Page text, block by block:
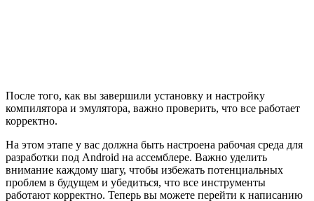
После того, как вы завершили установку и настройку
компилятора и эмулятора, важно проверить, что все работает
корректно.
На этом этапе у вас должна быть настроена рабочая среда для
разработки под Android на ассемблере. Важно уделить
внимание каждому шагу, чтобы избежать потенциальных
проблем в будущем и убедиться, что все инструменты
работают корректно. Теперь вы можете перейти к написанию